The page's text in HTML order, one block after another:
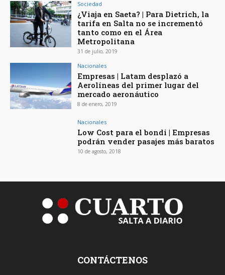
Sociedad
¿Viaja en Saeta? | Para Dietrich, la
tarifa en Salta no se incrementó
tanto como en el Área
Metropolitana
31 de julio, 2019
Nacionales
Empresas | Latam desplazó a
Aerolíneas del primer lugar del
mercado aeronáutico
8 de enero, 2019
Nacionales
Low Cost para el bondi | Empresas
podrán vender pasajes más baratos
10 de agosto, 2018
CONTÁCTENOS